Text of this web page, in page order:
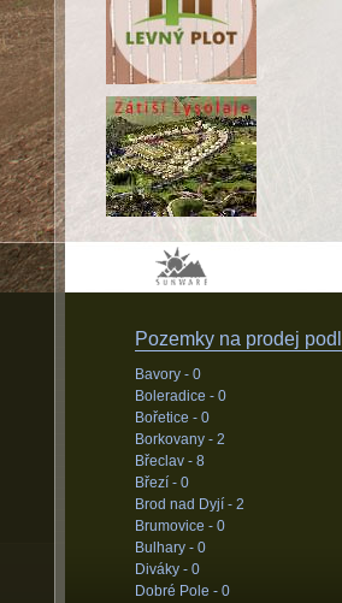
Pozemky na prodej
Bavory - 0
Boleradice - 0
Bořetice - 0
Borkovany - 2
Břeclav - 8
Březí - 0
Brod nad Dyjí - 2
Brumovice - 0
Bulhary - 0
Diváky - 0
Dobré Pole - 0